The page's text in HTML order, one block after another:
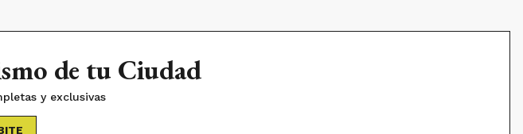
de tu Ciudad
y exclusivas